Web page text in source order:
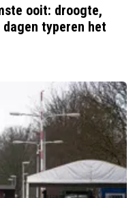
ooit: droogte,
typeren het